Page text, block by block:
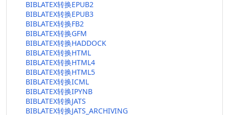
BIBLATEX转换EPUB2
BIBLATEX转换EPUB3
BIBLATEX转换FB2
BIBLATEX转换GFM
BIBLATEX转换HADDOCK
BIBLATEX转换HTML
BIBLATEX转换HTML4
BIBLATEX转换HTML5
BIBLATEX转换ICML
BIBLATEX转换IPYNB
BIBLATEX转换JATS
BIBLATEX转换JATS_ARCHIVING